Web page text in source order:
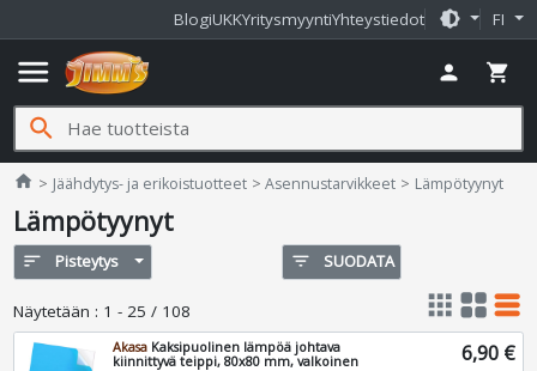
BlogiUKKYritysmyyntiYhteystiedot brightness_medium FI
menu person shopping_cart
search
home Jimms.fi
Jäähdytys- ja erikoistuotteet Asennustarvikkeet Lämpötyynyt
Lämpötyynyt
sort Pisteytys filter_list SUODATA
Näytetään : 1 - 25 / 108 apps grid_view table_rows
Akasa Kaksipuolinen lämpöä johtava
kiinnittyvä teippi, 80x80 mm, valkoinen
6,90 €